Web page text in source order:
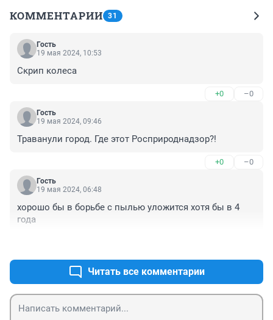
КОММЕНТАРИИ 31
Гость
19 мая 2024, 10:53
Скрип колеса
+0 –0
Гость
19 мая 2024, 09:46
Траванули город. Где этот Росприроднадзор?!
+0 –0
Гость
19 мая 2024, 06:48
хорошо бы в борьбе с пылью уложится хотя бы в 4
года
Читать все комментарии